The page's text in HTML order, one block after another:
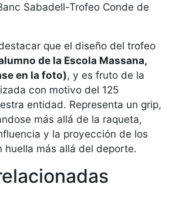
Sabadell-Trofeo Conde de
que el diseño del trofeo
de la Escola Massana,
en la foto), y es fruto de la
con motivo del 125
entidad. Representa un grip,
más allá de la raqueta,
y la proyección de los
huella más allá del deporte.